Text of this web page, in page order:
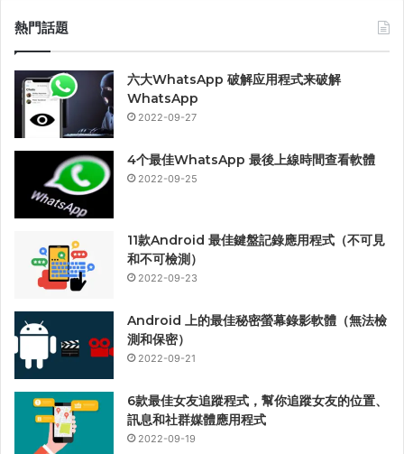
熱門話題
六大WhatsApp 破解应用程式来破解
WhatsApp
2022-09-27
4个最佳WhatsApp 最後上線時間查看軟體
2022-09-25
11款Android 最佳鍵盤記錄應用程式（不可見
和不可檢測）
2022-09-23
Android 上的最佳秘密螢幕錄影軟體（無法檢
測和保密）
2022-09-21
6款最佳女友追蹤程式，幫你追蹤女友的位置、
訊息和社群媒體應用程式
2022-09-19